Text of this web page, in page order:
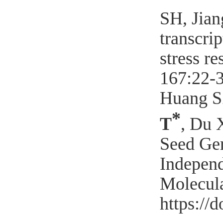
SH,
stress
167:22-
Huang
T*, Du
Seed
https://